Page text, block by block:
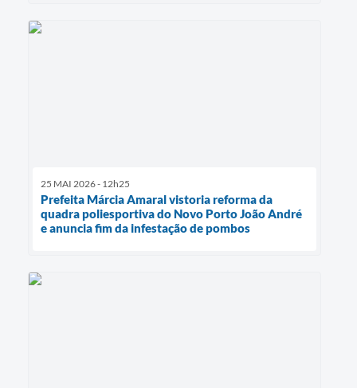
25 MAI 2026 - 12h25
Prefeita Márcia Amaral vistoria reforma da
quadra poliesportiva do Novo Porto João André
e anuncia fim da infestação de pombos